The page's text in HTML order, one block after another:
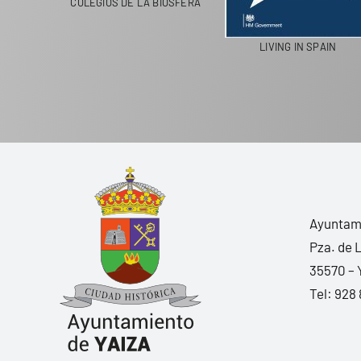
COLEGIOS DE LA BIOSFERA
LIVING IN SPAIN
Pza. de
35570 –
Tel: 928